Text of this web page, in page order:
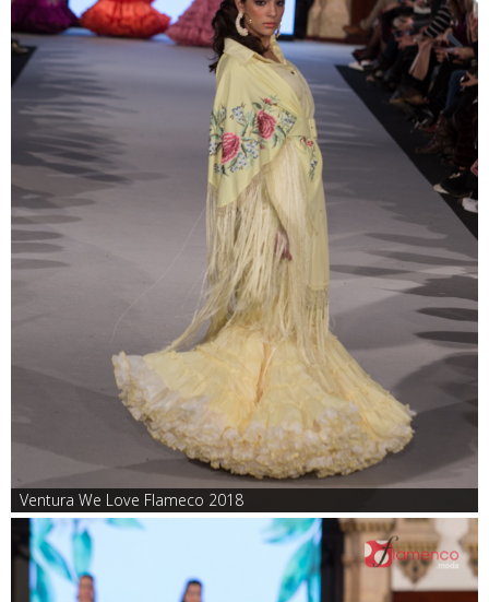
Ventura We Love Flameco 2018